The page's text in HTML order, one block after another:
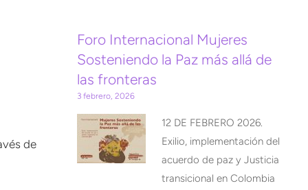
de
Foro Internacional Mujeres
Sosteniendo la Paz más allá de
las fronteras
3 febrero, 2026
12 DE FEBRERO 2026.
Exilio, implementación del
acuerdo de paz y Justicia
transicional en Colombia